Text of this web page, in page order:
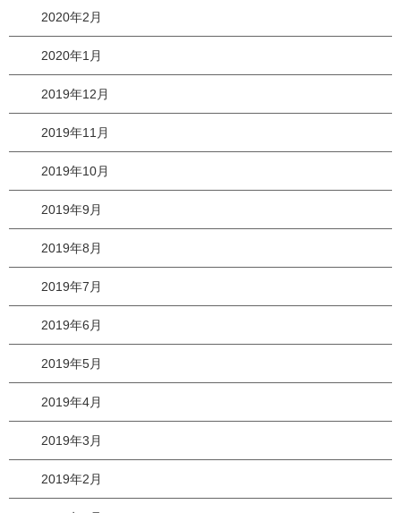
2020年2月
2020年1月
2019年12月
2019年11月
2019年10月
2019年9月
2019年8月
2019年7月
2019年6月
2019年5月
2019年4月
2019年3月
2019年2月